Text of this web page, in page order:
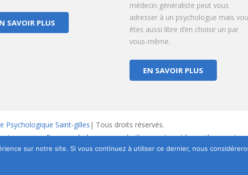
SAVOIR PLUS
médecin généraliste peut vous
adresser à un psychologue mais
êtes aussi libre d’en choisir un par
vous-même.
EN SAVOIR PLUS
Psychologique Saint-gilles | Tous droits réservés.
vos soins. Pour psychologues, psychotherapeutes et hypnotherapeutes.
de Protection de la Vie Privée
sur notre site. Si vous continuez à utiliser ce dernier, nous